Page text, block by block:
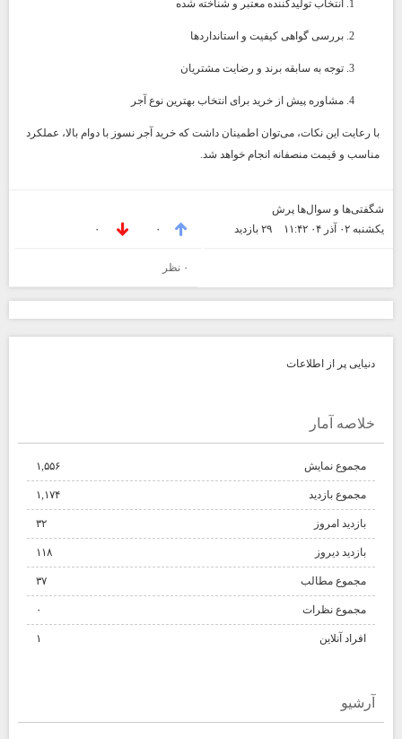
انتخاب تولیدکننده معتبر و شناخته شده
بررسی گواهی کیفیت و استانداردها
توجه به سابقه برند و رضایت مشتریان
مشاوره پیش از خرید برای انتخاب بهترین نوع آجر
با رعایت این نکات، می‌توان اطمینان داشت که خرید آجر نسوز با دوام بالا، عملکرد
مناسب و قیمت منصفانه انجام خواهد شد.
شگفتی‌ها و سوال‌ها پرش
یکشنبه ۰۲ آذر ۰۴ ۱۱:۴۲
۲۹ بازديد ۰ ۰
۰ نظر
دنیایی پر از اطلاعات
خلاصه آمار
مجموع نمایش‌ ۱,۵۵۶
مجموع بازدید ۱,۱۷۴
بازدید امروز ۳۲
بازدید دیروز ۱۱۸
مجموع مطالب ۳۷
مجموع نظرات ۰
افراد آنلاین ۱
آرشيو